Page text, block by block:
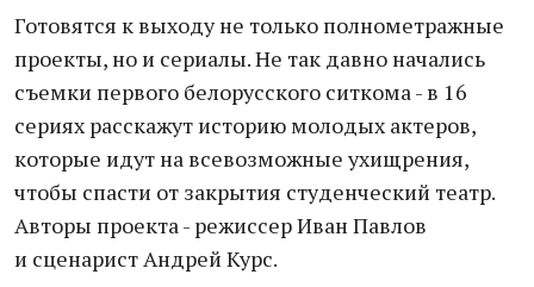
Готовятся к выходу не только полнометражные
проекты, но и сериалы. Не так давно начались
съемки первого белорусского ситкома - в 16
сериях расскажут историю молодых актеров,
которые идут на всевозможные ухищрения,
чтобы спасти от закрытия студенческий театр.
Авторы проекта - режиссер Иван Павлов
и сценарист Андрей Курс.